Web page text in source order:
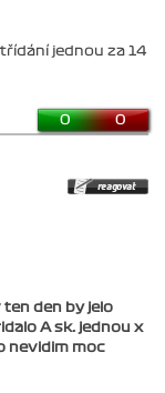
jednou za 14
0 0
den by jelo
A sk. jednou x
nevidim moc